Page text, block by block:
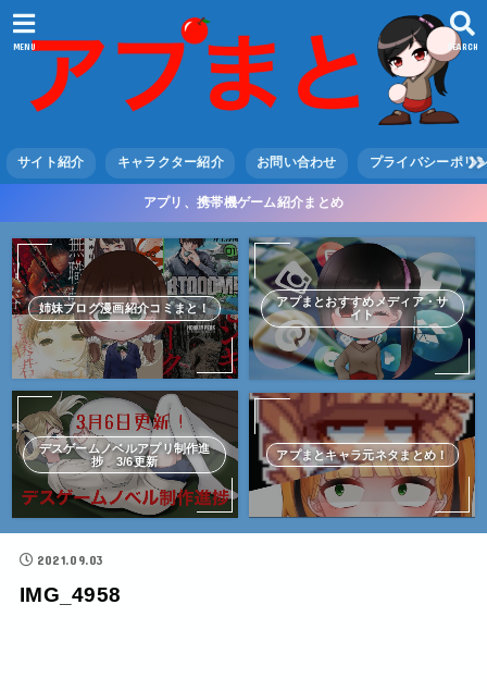
SEARCH
MENU
サイト紹介 キャラクター紹介 お問い合わせ プライバシーポリ
アプリ、携帯機ゲーム紹介まとめ
姉妹ブログ漫画紹介コミまと！
アプまとおすすめメディア・サ
イト
デスゲームノベルアプリ制作進
捗 3/6更新
アプまとキャラ元ネタまとめ！
2021.09.03
IMG_4958